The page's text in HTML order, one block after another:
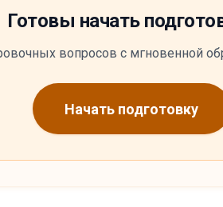
Готовы начать
вопросов с мгновенной
Начать подготовку